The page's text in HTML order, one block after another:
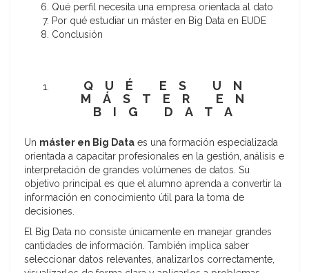
Qué perfil necesita una empresa orientada al dato
Por qué estudiar un máster en Big Data en EUDE
Conclusión
QUÉ ES UN
MÁSTER EN
BIG DATA
Un máster en Big Data es una formación especializada
orientada a capacitar profesionales en la gestión, análisis e
interpretación de grandes volúmenes de datos. Su
objetivo principal es que el alumno aprenda a convertir la
información en conocimiento útil para la toma de
decisiones.
El Big Data no consiste únicamente en manejar grandes
cantidades de información. También implica saber
seleccionar datos relevantes, analizarlos correctamente,